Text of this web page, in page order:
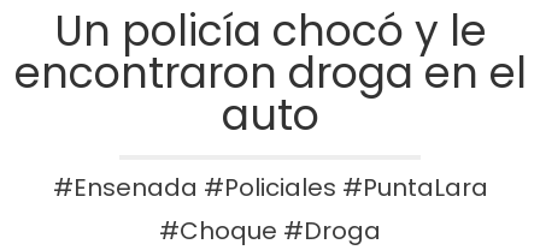
Un policía chocó y le
encontraron droga en el
auto
#Ensenada #Policiales #PuntaLara
#Choque #Droga